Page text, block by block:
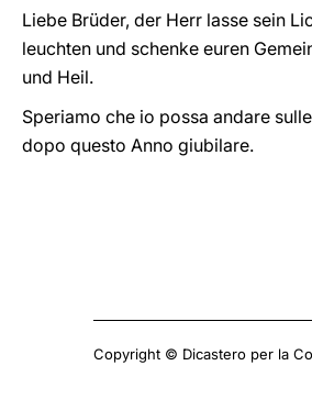
Liebe Brüder, der Herr lasse sein
leuchten und schenke euren
und Heil.
Speriamo che io possa andare
dopo questo Anno giubilare.
Copyright © Dicastero per la